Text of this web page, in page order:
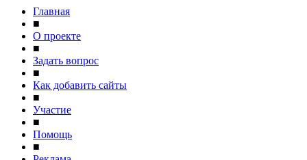
Главная
■
О проекте
■
Задать вопрос
■
Как добавить сайты
■
Участие
■
Помощь
■